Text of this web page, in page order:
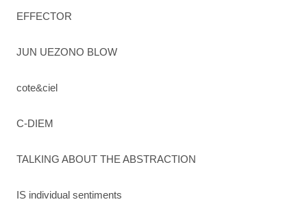
EFFECTOR
JUN UEZONO BLOW
cote&ciel
C-DIEM
TALKING ABOUT THE ABSTRACTION
IS individual sentiments